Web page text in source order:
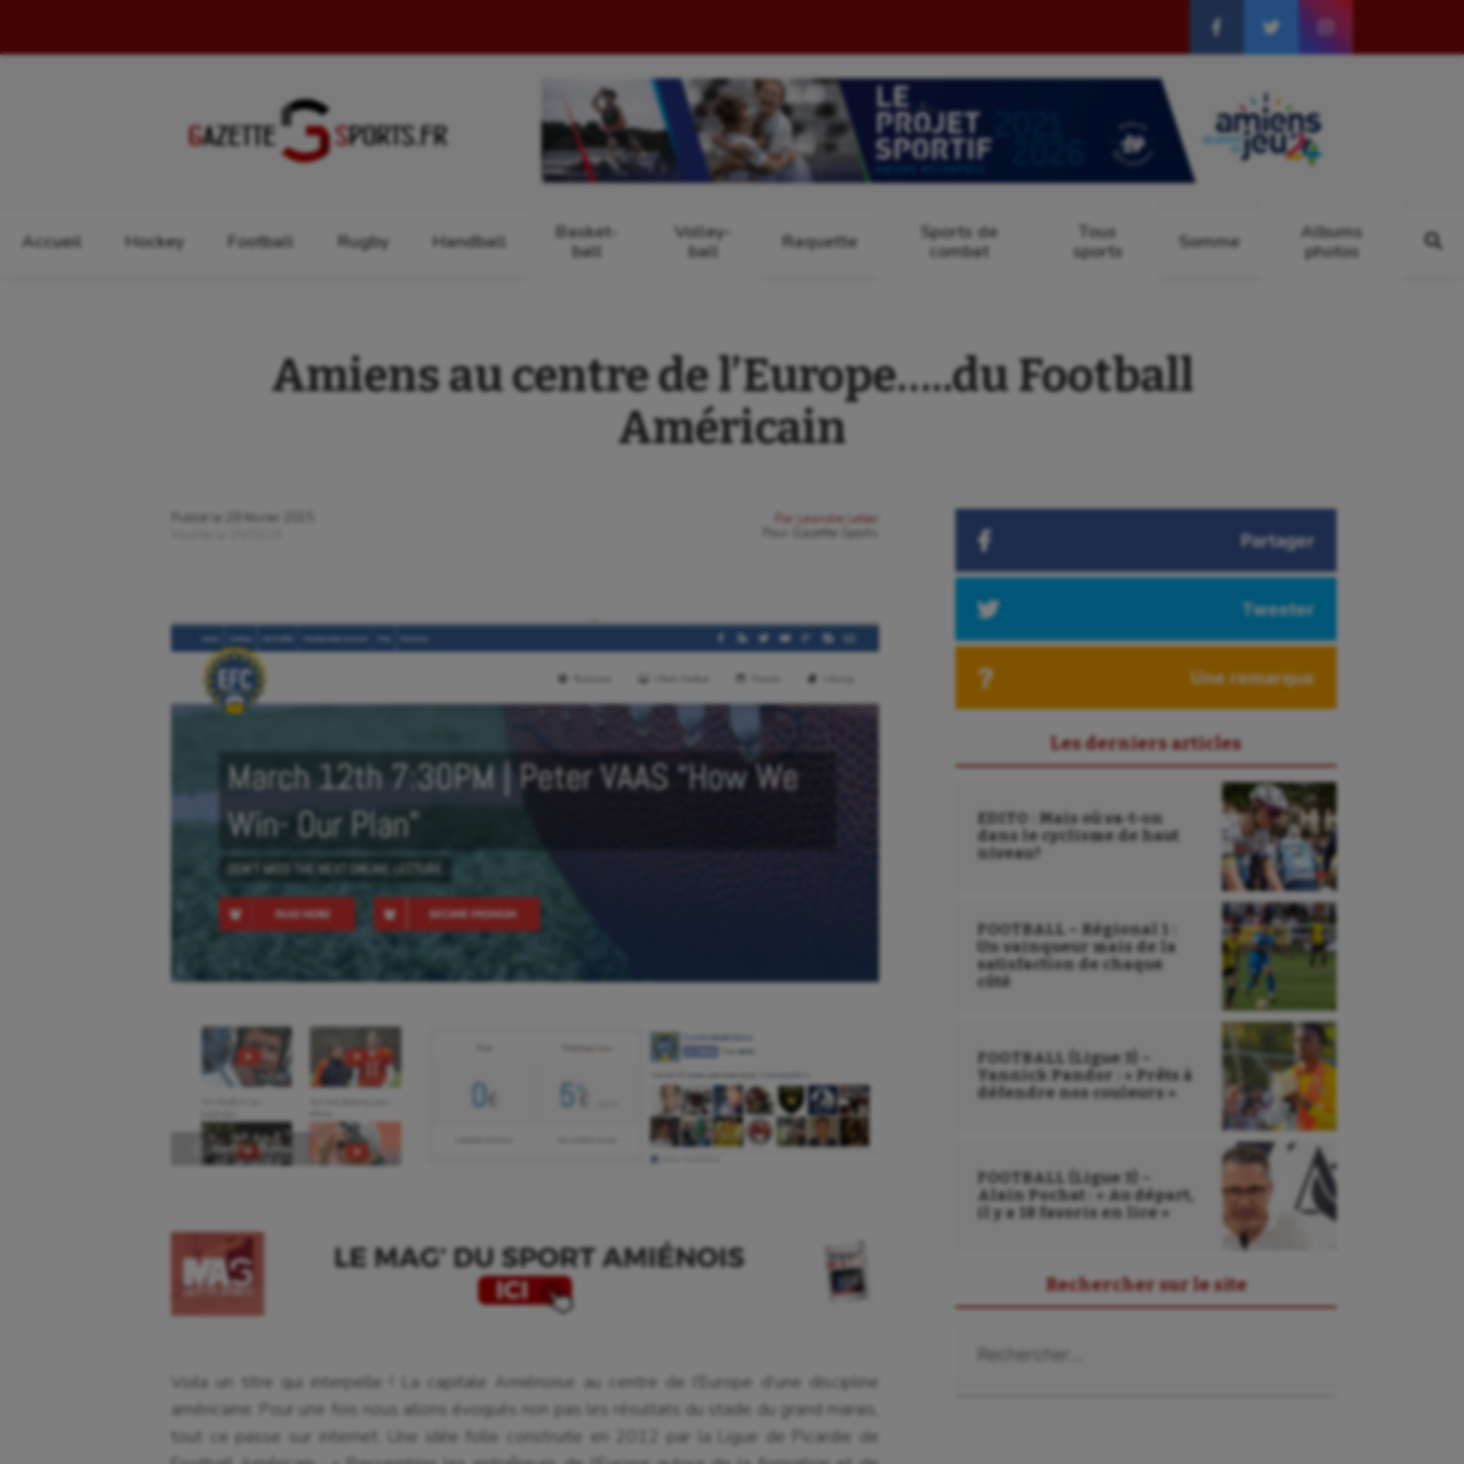
Accueil Hockey Football Rugby Handball
Basket-
ball
Volley-
ball
Raquette
Sports de
combat
Tous
sports
Somme
Albums
photos
Amiens au centre de l’Europe…..du Football
Américain
Publié le
28 février 2015
Par
Leandre Leber
Gazette Sports
Ⓒ Gazette Sports
Voila un titre qui interpelle ! La capitale Amiénoise au centre de l’Europe d’une discipline
américaine. Pour une fois nous allons évoqués non pas les résultats du stade du grand marais,
tout ce passe sur internet. Une idée folle construite en 2012 par la Ligue de Picardie de
Partager
Tweeter
Une remarque
Les derniers articles
EDITO : Mais où va-t-on
dans le cyclisme de haut
niveau?
FOOTBALL – Régional 1 :
Un vainqueur mais de la
satisfaction de chaque
côté
FOOTBALL (Ligue 3) –
Yannick Pandor : « Prêts à
défendre nos couleurs »
FOOTBALL (Ligue 3) –
Alain Pochat : « Au départ,
il y a 18 favoris en lice »
Rechercher sur le site